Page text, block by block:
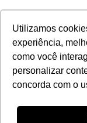
Utilizamos
experiência,
como você
personalizar
concorda com o
POR